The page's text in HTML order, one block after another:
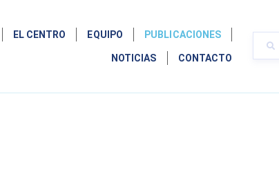
EL CENTRO EQUIPO PUBLICACIONES
NOTICIAS CONTACTO